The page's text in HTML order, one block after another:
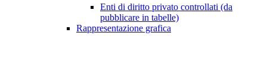
Enti di diritto privato controllati (da
pubblicare in tabelle)
Rappresentazione grafica